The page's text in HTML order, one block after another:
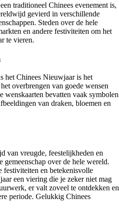
traditioneel Chinees evenement is,
gevierd in verschillende
Steden over de hele
en andere festiviteiten om het
te vieren.
het Chinees Nieuwjaar is het
overbrengen van goede wensen
wenskaarten bevatten vaak symbolen
van draken, bloemen en
van vreugde, feestelijkheden en
gemeenschap over de hele wereld.
en betekenisvolle
een viering die je zeker niet mag
er valt zoveel te ontdekken en
periode. Gelukkig Chinees